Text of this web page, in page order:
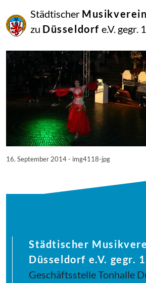
Städtischer Musikverein
zu Düsseldorf e.V. gegr.
September
2014
Manfred Hill
16. September 2014 - img4118-jpg
Städtischer
Düsseldorf e.V. gegr.
Geschäftsstelle Tonhalle